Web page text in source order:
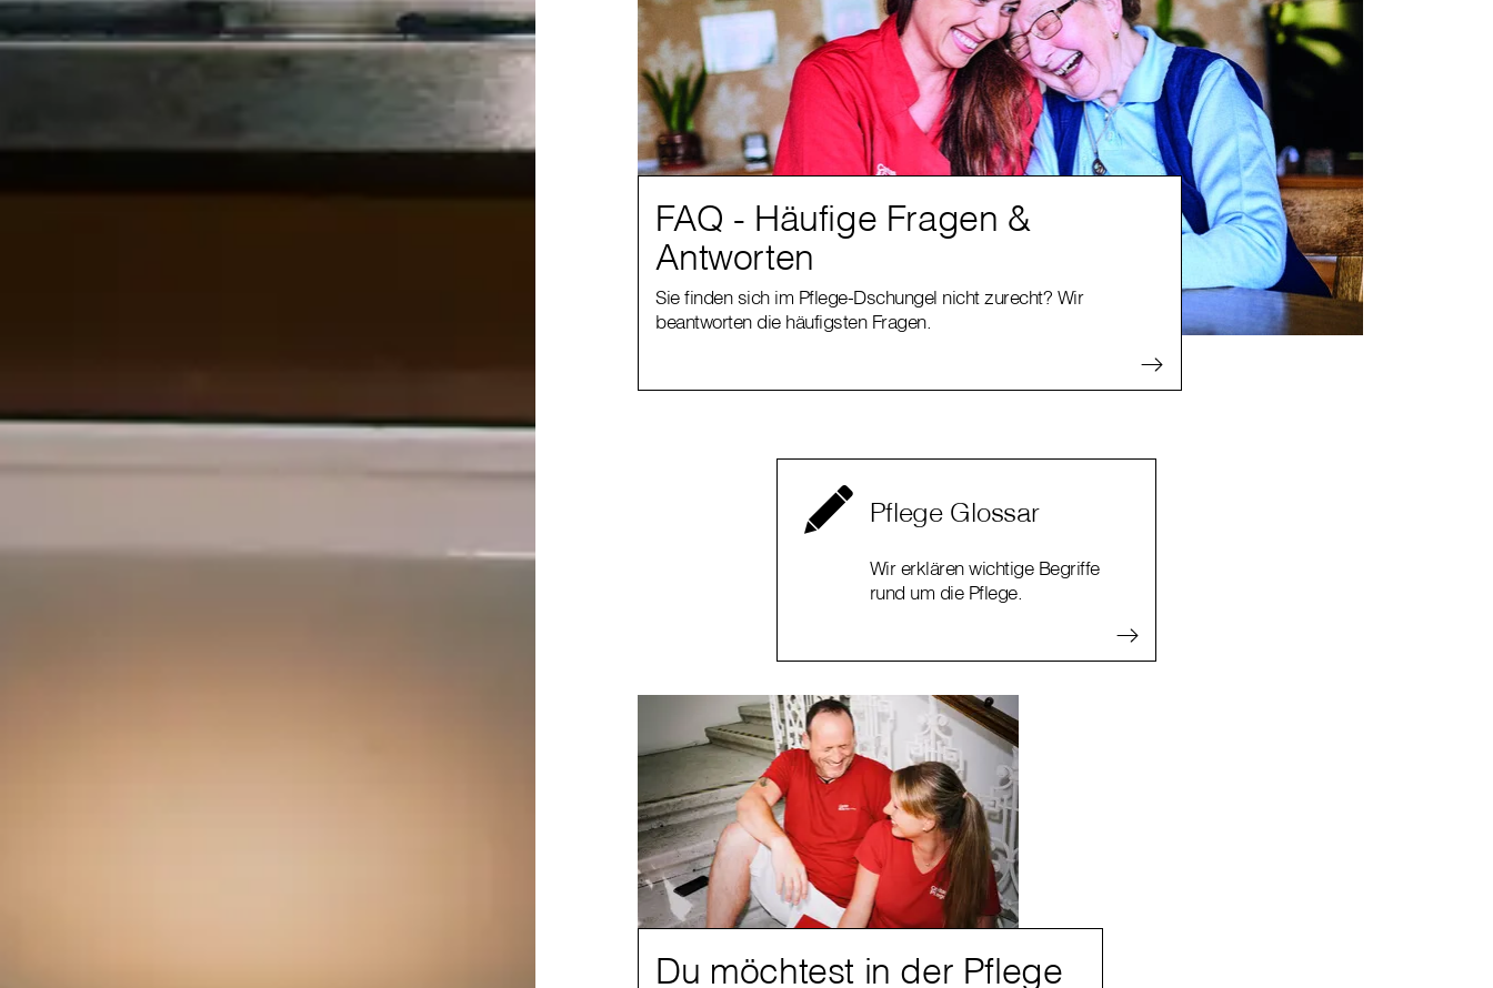
FAQ - Häufige Fragen &
Antworten
Sie finden sich im Pflege-Dschungel nicht zurecht? Wir
beantworten die häufigsten Fragen.
Pflege Glossar
Wir erklären wichtige Begriffe
rund um die Pflege.
Du möchtest in der Pflege